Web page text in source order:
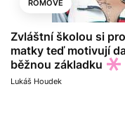
ROMOVÉ
Zvláštní školou si
matky teď motivují
běžnou základku
Lukáš Houdek